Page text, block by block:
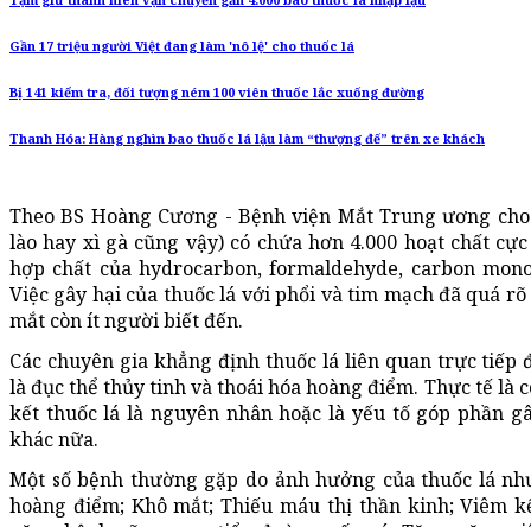
Gần 17 triệu người Việt đang làm 'nô lệ' cho thuốc lá
Bị 141 kiểm tra, đối tượng ném 100 viên thuốc lắc xuống đường
Thanh Hóa: Hàng nghìn bao thuốc lá lậu làm “thượng đế” trên xe khách
Theo BS Hoàng Cương - Bệnh viện Mắt Trung ương
lào hay xì gà cũng vậy) có chứa hơn 4.000 hoạt chất
hợp chất của hydrocarbon, formaldehyde, carbon
Việc gây hại của thuốc lá với phổi và tim mạch đã quá
mắt còn ít người biết đến.
Các chuyên gia khẳng định thuốc lá liên quan trực tiếp
là đục thể thủy tinh và thoái hóa hoàng điểm. Thực tế là
kết thuốc lá là nguyên nhân hoặc là yếu tố góp phần
khác nữa.
Một số bệnh thường gặp do ảnh hưởng của thuốc lá
hoàng điểm; Khô mắt; Thiếu máu thị thần kinh; Viêm